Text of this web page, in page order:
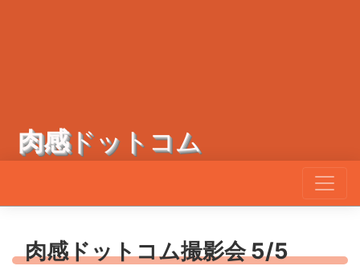
肉感ドットコム
肉感ドットコム撮影会 5/5